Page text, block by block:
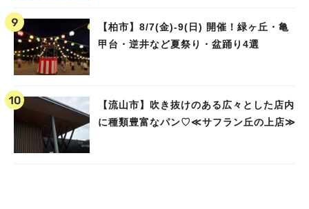
【柏市】8/7(金)‐9(日) 開催！緑ヶ丘・亀
甲台・逆井など夏祭り・盆踊り4選
【流山市】吹き抜けのある広々とした店内
に種類豊富なパン♡≪サフラン丘の上店≫